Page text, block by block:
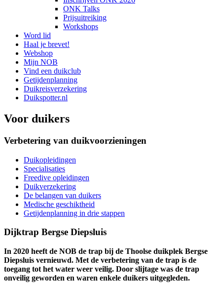
ONK Talks
Prijsuitreiking
Workshops
Word lid
Haal je brevet!
Webshop
Mijn NOB
Vind een duikclub
Getijdenplanning
Duikreisverzekering
Duikspotter.nl
Voor duikers
Verbetering van duikvoorzieningen
Duikopleidingen
Specialisaties
Freedive opleidingen
Duikverzekering
De belangen van duikers
Medische geschiktheid
Getijdenplanning in drie stappen
Dijktrap Bergse Diepsluis
In 2020 heeft de NOB de trap bij de Thoolse duikplek Bergse
Diepsluis vernieuwd. Met de verbetering van de trap is de
toegang tot het water weer veilig. Door slijtage was de trap
onveilig geworden en waren enkele duikers uitgegleden.